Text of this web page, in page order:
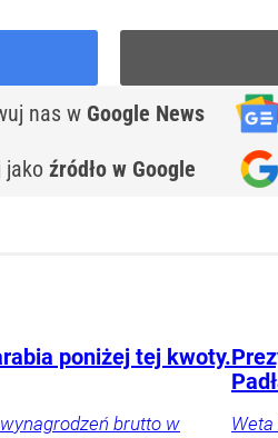
nas w Google News
jako źródło w Google
poniżej tej kwoty.
brutto w